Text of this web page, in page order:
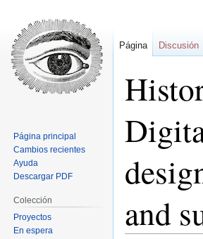
and
Página Discusión
Página principal
Cambios recientes
Ayuda
Descargar PDF
Colección
Proyectos
En espera